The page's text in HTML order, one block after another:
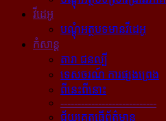
វីដេអូ
បណ្ដុំអត្ថបទមានវីដេអូ
កំសាន្ដ
តារា ជនល្បី
ទេសចរណ៍ ការផ្សងព្រេង
ពីនេះពីនោះ
----------------------------
ជ័យគ្រតធ្វើព័ត៌មាន